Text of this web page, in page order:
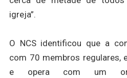
igreja”.
O NCS identificou que a
com 70 membros regulares,
e opera com um